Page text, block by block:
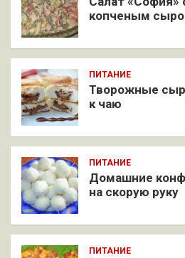
копченым
ПИТАНИЕ
Творожные
к чаю
ПИТАНИЕ
Домашние
на скорую руку
ПИТАНИЕ